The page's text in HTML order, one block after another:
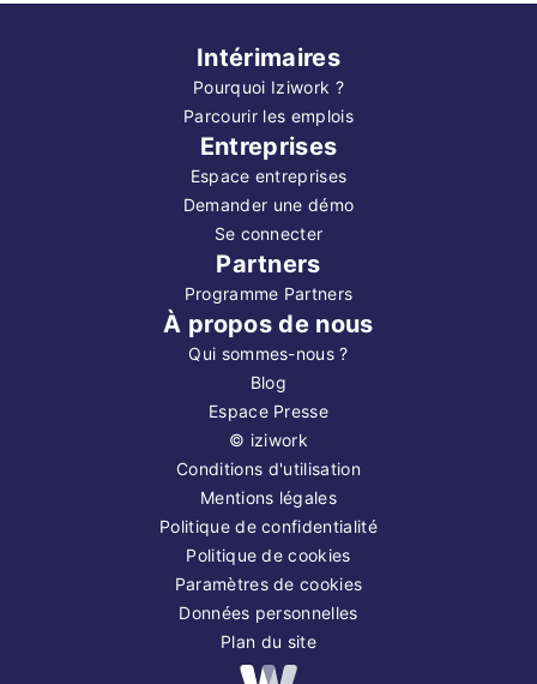
Intérimaires
Pourquoi Iziwork ?
Parcourir les emplois
Entreprises
Espace entreprises
Demander une démo
Se connecter
Partners
Programme Partners
À propos de nous
Qui sommes-nous ?
Blog
Espace Presse
© iziwork
Conditions d'utilisation
Mentions légales
Politique de confidentialité
Politique de cookies
Paramètres de cookies
Données personnelles
Plan du site